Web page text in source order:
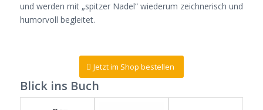
und werden mit „spitzer Nadel“ wiederum zeichnerisch und
humorvoll begleitet.
Jetzt im Shop bestellen
Blick ins Buch